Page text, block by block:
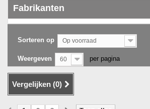
Fabrikanten
Sorteren op Op voorraad
Weergeven 60 per pagina
Vergelijken (0)